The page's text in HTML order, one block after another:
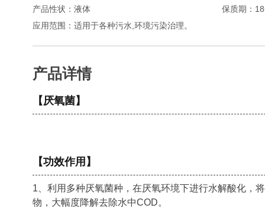
产品性状：液体
保质期：
应用范围：适用于各种污水,环境污染治理。
产品详情
【厌氧菌】
【功效作用】
1、利用多种厌氧菌种，在厌氧环境下进行水解酸化，
物，大幅度降解去除水中COD。